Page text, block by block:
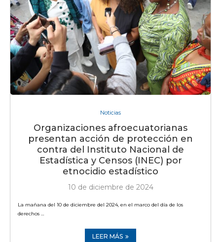
Noticias
Organizaciones afroecuatorianas
presentan acción de protección en
contra del Instituto Nacional de
Estadística y Censos (INEC) por
etnocidio estadístico
10 de diciembre de 2024
La mañana del 10 de diciembre del 2024, en el marco del día de los
derechos …
LEER MÁS